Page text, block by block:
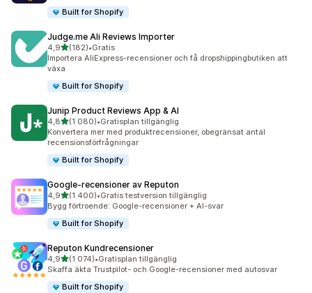
Built for Shopify
Judge.me Ali Reviews Importer
4,9av 5 stjärnor
(182)
182 recensioner totalt
•Gratis
Importera AliExpress-recensioner och få dropshippingbutiken att
växa
Built for Shopify
Junip Product Reviews App & AI
4,8av 5 stjärnor
(1 080)
1080 recensioner totalt
•Gratisplan tillgänglig
Konvertera mer med produktrecensioner, obegränsat antal
recensionsförfrågningar
Built for Shopify
Google‑recensioner av Reputon
4,9av 5 stjärnor
(1 400)
1400 recensioner totalt
•Gratis testversion tillgänglig
Bygg förtroende: Google-recensioner + AI-svar
Built for Shopify
Reputon Kundrecensioner
4,9av 5 stjärnor
(1 074)
1074 recensioner totalt
•Gratisplan tillgänglig
Skaffa äkta Trustpilot- och Google-recensioner med autosvar
Built for Shopify